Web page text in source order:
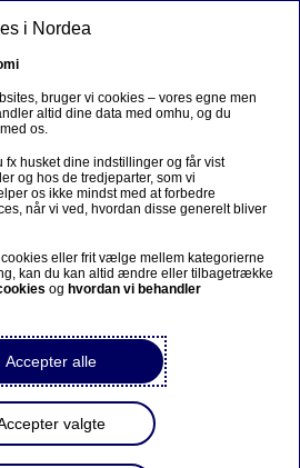
inte på svenska.
i Nordea
bruger vi cookies – vores egne men
altid dine data med omhu, og du
os.
fx husket dine indstillinger og får vist
og hos de tredjeparter, som vi
os ikke mindst med at forbedre
når vi ved, hvordan disse generelt bliver
eller frit vælge mellem kategorierne
kan du kan altid ændre eller tilbagetrække
og hvordan vi behandler
Accepter alle
valgte